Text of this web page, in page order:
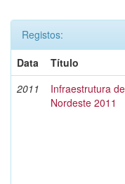
Registos:
Data
Título
2011
Infraestrutura
Nordeste 2011